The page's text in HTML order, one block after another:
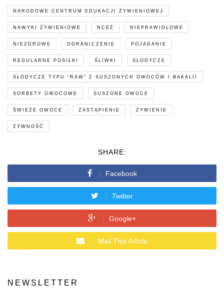
NARODOWE CENTRUM EDUKACJI ŻYWIENIOWEJ
NAWYKI ŻYWIENIOWE NCEŻ NIEPRAWIDŁOWE
NIEZDROWE OGRANICZENIE POJADANIE
REGULARNE POSIŁKI ŚLIWKI SŁODYCZE
SŁODYCZE TYPU "RAW" Z SUSZONYCH OWOCÓW I BAKALII
SORBETY OWOCOWE SUSZONE OWOCE
ŚWIEŻE OWOCE ZASTĄPIENIE ŻYWIENIE
ŻYWNOŚĆ
SHARE:
Facebook
Twitter
Google+
Mail This Article
NEWSLETTER